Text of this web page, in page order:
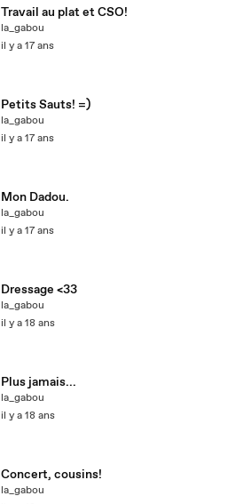
Travail au plat et CSO!
la_gabou
il y a 17 ans
Petits Sauts! =)
la_gabou
il y a 17 ans
Mon Dadou.
la_gabou
il y a 17 ans
Dressage <33
la_gabou
il y a 18 ans
Plus jamais...
la_gabou
il y a 18 ans
Concert, cousins!
la_gabou